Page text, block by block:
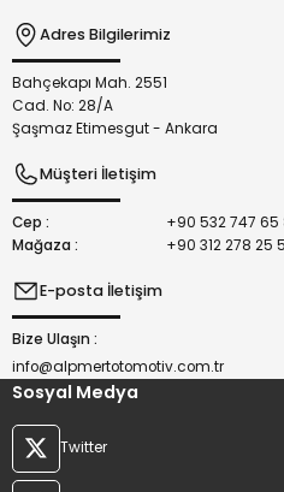
Adres Bilgilerimiz
Bahçekapı Mah. 2551
Cad. No: 28/A
Şaşmaz Etimesgut - Ankara
Müşteri İletişim
Cep :
+90 532 747 65
Mağaza :
+90 312 278 25
E-posta İletişim
Bize Ulaşın :
info@alpmertotomotiv.com.tr
Sosyal Medya
Twitter